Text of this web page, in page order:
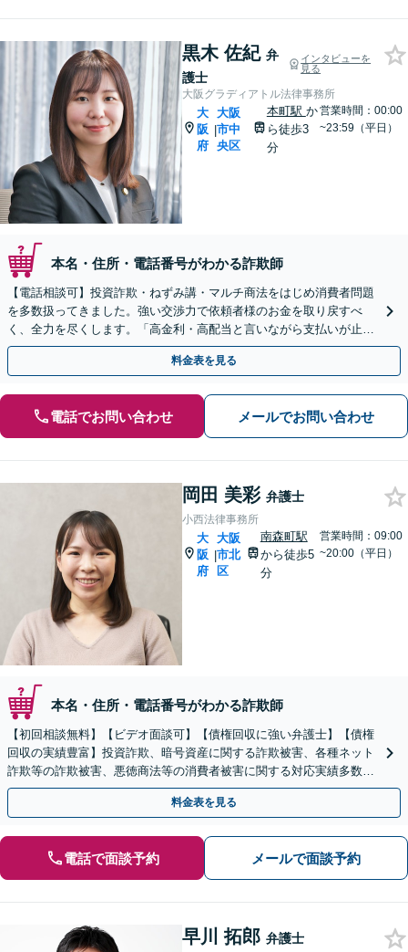
黒木 佐紀 弁
護士
インタビューを
見る
大阪グラディアトル法律事務所
大
阪
府
|
大阪
市中
央区
本町駅 か
ら徒歩3
分
営業時間：00:00
~23:59（平日）
本名・住所・電話番号がわかる詐欺師
【電話相談可】投資詐欺・ねずみ講・マルチ商法をはじめ消費者問題
を多数扱ってきました。強い交渉力で依頼者様のお金を取り戻すべ
く、全力を尽くします。「高金利・高配当と言いながら支払いが止ま
った」等、まずはお電話ください。
料金表を見る
電話でお問い合わせ メールでお問い合わせ
岡田 美彩 弁護士
小西法律事務所
大
阪
府
|
大阪
市北
区
南森町駅
から徒歩5
分
営業時間：09:00
~20:00（平日）
本名・住所・電話番号がわかる詐欺師
【初回相談無料】【ビデオ面談可】【債権回収に強い弁護士】【債権
回収の実績豊富】投資詐欺、暗号資産に関する詐欺被害、各種ネット
詐欺等の詐欺被害、悪徳商法等の消費者被害に関する対応実績多数
【バリアフリー】【完全個室対応】
料金表を見る
電話で面談予約 メールで面談予約
早川 拓郎 弁護士